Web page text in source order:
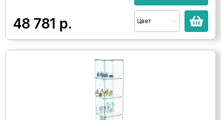
48 781 р. Цвет